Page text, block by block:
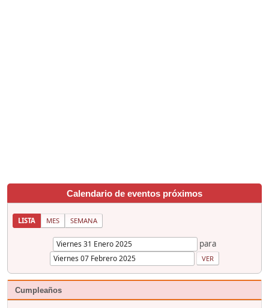
Calendario de eventos próximos
LISTA MES SEMANA
para
Cumpleaños